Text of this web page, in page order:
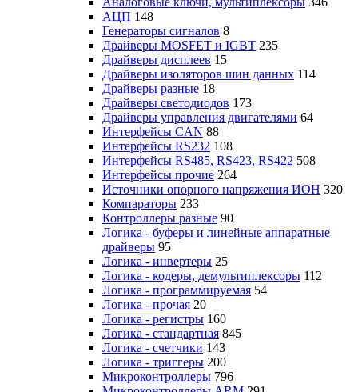
АЦП 148
Генераторы сигналов 8
Драйверы MOSFET и IGBT 235
Драйверы дисплеев 15
Драйверы изоляторов шин данных 114
Драйверы разные 18
Драйверы светодиодов 173
Драйверы управления двигателями 64
Интерфейсы CAN 88
Интерфейсы RS232 108
Интерфейсы RS485, RS423, RS422 508
Интерфейсы прочие 264
Источники опорного напряжения ИОН 320
Компараторы 233
Контроллеры разные 90
Логика - буферы и линейные аппаратные
драйверы 95
Логика - инвертеры 25
Логика - кодеры, демультиплексоры 112
Логика - программируемая 54
Логика - прочая 20
Логика - регистры 160
Логика - стандартная 845
Логика - счетчики 143
Логика - триггеры 200
Микроконтроллеры 796